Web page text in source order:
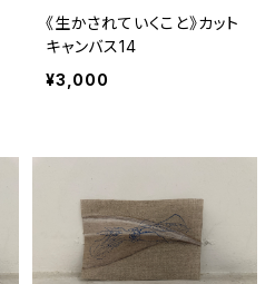
《生かされていくこと》カット
キャンバス14
¥3,000